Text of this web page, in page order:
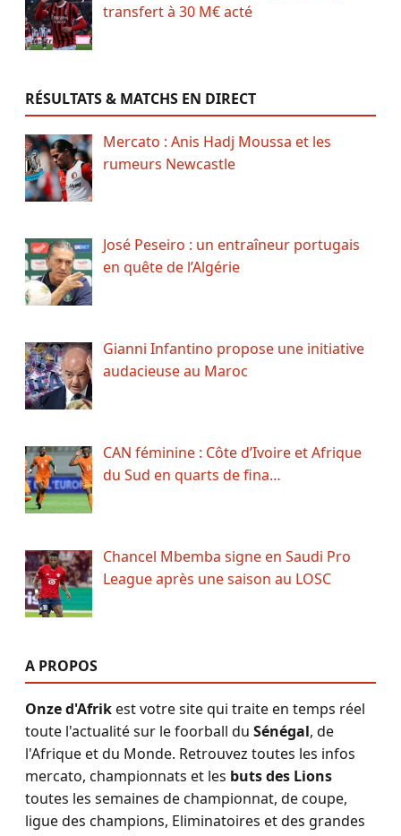
transfert à 30 M€ acté
RÉSULTATS & MATCHS EN DIRECT
Mercato : Anis Hadj Moussa et les
rumeurs Newcastle
José Peseiro : un entraîneur portugais
en quête de l’Algérie
Gianni Infantino propose une initiative
audacieuse au Maroc
CAN féminine : Côte d’Ivoire et Afrique
du Sud en quarts de fina…
Chancel Mbemba signe en Saudi Pro
League après une saison au LOSC
A PROPOS
Onze d'Afrikest votre site qui traite en temps réel
toute l'actualité sur le foorball du Sénégal, de
l'Afrique et du Monde. Retrouvez toutes les infos
mercato, championnats et les buts des Lions
toutes les semaines de championnat, de coupe,
ligue des champions, Eliminatoires et des grandes